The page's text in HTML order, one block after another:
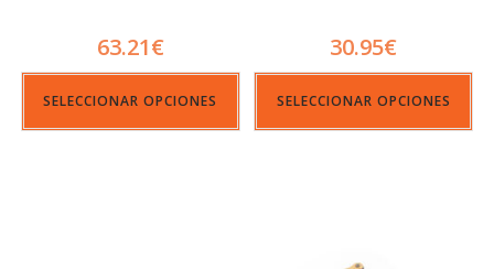
63.21€
SELECCIONAR OPCIONES
30.95€
SELECCIONAR OPCIONES